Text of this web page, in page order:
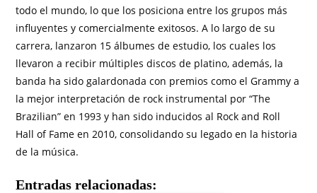
todo el mundo, lo que los posiciona entre los grupos más
influyentes y comercialmente exitosos. A lo largo de su
carrera, lanzaron 15 álbumes de estudio, los cuales los
llevaron a recibir múltiples discos de platino, además, la
banda ha sido galardonada con premios como el Grammy a
la mejor interpretación de rock instrumental por “The
Brazilian” en 1993 y han sido inducidos al Rock and Roll
Hall of Fame en 2010, consolidando su legado en la historia
de la música.
Entradas relacionadas: